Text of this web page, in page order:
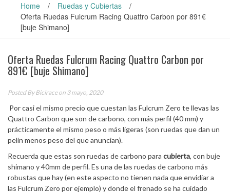
Home / Ruedas y Cubiertas
/
Oferta Ruedas Fulcrum Racing Quattro Carbon por 891€
[buje Shimano]
Oferta Ruedas Fulcrum Racing Quattro Carbon por
891€ [buje Shimano]
Posted ByBiciraceon 3 mayo, 2020
Por casi el mismo precio que cuestan las Fulcrum Zero te llevas las
Quattro Carbon que son de carbono, con más perfil (40 mm) y
prácticamente el mismo peso o más ligeras (son ruedas que dan un
pelín menos peso del que anuncian).
Recuerda que estas son ruedas de carbono para cubierta, con buje
shimano y 40mm de perfil. Es una de las ruedas de carbono más
robustas que hay (en este aspecto no tienen nada que envidiar a
las Fulcrum Zero por ejemplo) y donde el frenado se ha cuidado